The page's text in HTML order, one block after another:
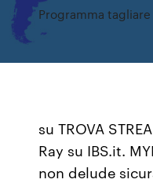
Programma
su TROVA
Ray su IBS.it.
non delude